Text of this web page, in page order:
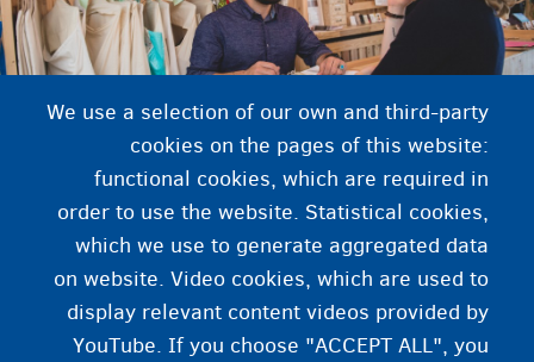
کرونا ویروس: خپل ځان او نور خلک محافظت کړئ
We use a selection of our own and third-party
cookies on the pages of this website:
functional cookies, which are required in
order to use the website. Statistical cookies,
which we use to generate aggregated data
on website. Video cookies, which are used to
display relevant content videos provided by
YouTube. If you choose "ACCEPT ALL", you